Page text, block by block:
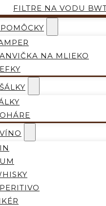
FILTRE NA VODU
NA MLIEKO